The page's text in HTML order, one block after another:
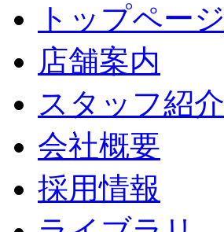
トップページ
店舗案内
スタッフ紹介
会社概要
採用情報